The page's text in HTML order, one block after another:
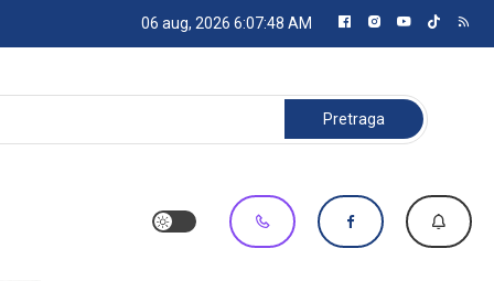
06 aug, 2026 6:07:49 AM
Pretraga: